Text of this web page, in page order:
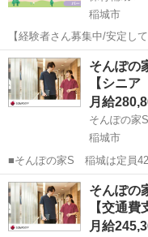
稲城市
【経験者さん募集中/安定し
ので、メリハリを持って働
はしっかり休めます◎ 平日
大切にしたい。 そんな...
東京 稲城市
そんぽの
【シニア
月給
そんぽの家
稲城市
■そんぽの家S 稲城は定員42
建物内にお住いのご入居者
訪問いただきます。 ～主なお仕事～ ・身体介護（食事、入浴、排泄介
助） ・生活援助（掃除...
東京 稲城市 ホーム
そんぽの
【交通費
月給